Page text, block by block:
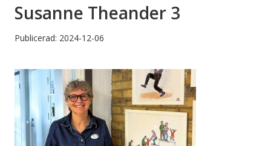
Susanne Theander 3
Publicerad: 2024-12-06